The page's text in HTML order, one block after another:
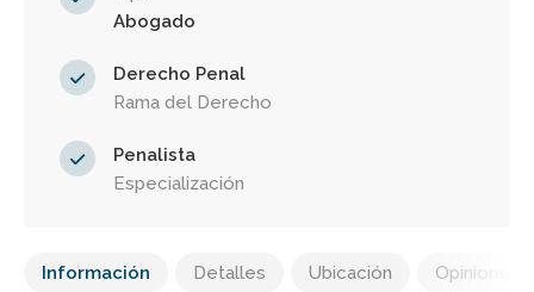
Abogado
Derecho Penal
Rama del Derecho
Penalista
Especialización
Información Detalles Ubicación Opiniones